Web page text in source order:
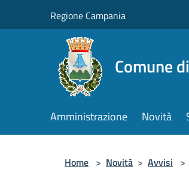
Regione Campania
Comune
Amministrazione Novità
Home > Novità > Avvisi >